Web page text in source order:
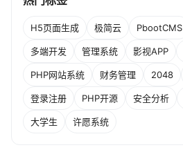
H5页面生成 极简云 PbootCMS
多端开发 管理系统 影视APP
PHP网站系统 财务管理 2048
登录注册 PHP开源 安全分析
大学生 许愿系统